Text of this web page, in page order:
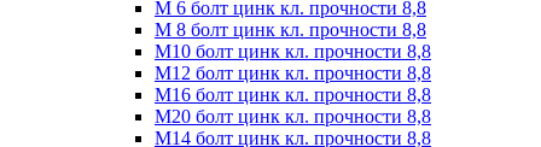
М 6 болт цинк кл. прочности 8,8
М 8 болт цинк кл. прочности 8,8
М10 болт цинк кл. прочности 8,8
М12 болт цинк кл. прочности 8,8
М16 болт цинк кл. прочности 8,8
М20 болт цинк кл. прочности 8,8
М14 болт цинк кл. прочности 8,8